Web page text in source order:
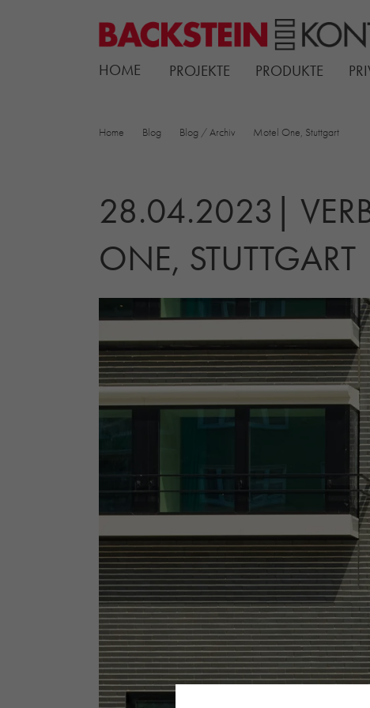
HOME PROJEKTE PRODUKTE
Home Blog Blog / Archiv Motel One, Stuttgart
28.04.2023|
ONE, STUTTGART